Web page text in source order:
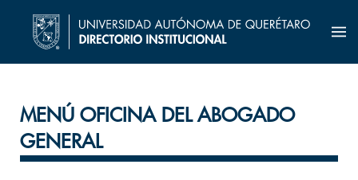
MENÚ OFICINA DEL ABOGADO
GENERAL